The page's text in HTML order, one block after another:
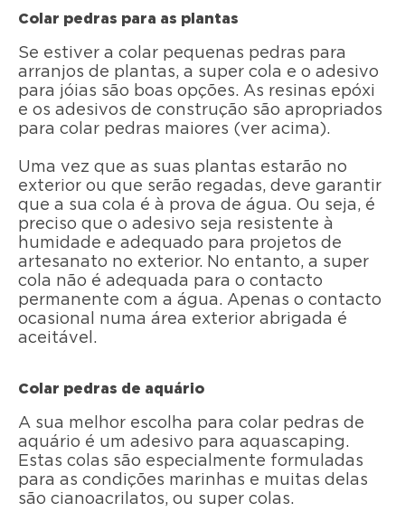
Colar pedras para as plantas
Se estiver a colar pequenas pedras para
arranjos de plantas, a super cola e o adesivo
para jóias são boas opções. As resinas epóxi
e os adesivos de construção são apropriados
para colar pedras maiores (ver acima).
Uma vez que as suas plantas estarão no
exterior ou que serão regadas, deve garantir
que a sua cola é à prova de água. Ou seja, é
preciso que o adesivo seja resistente à
humidade e adequado para projetos de
artesanato no exterior. No entanto, a super
cola não é adequada para o contacto
permanente com a água. Apenas o contacto
ocasional numa área exterior abrigada é
aceitável.
Colar pedras de aquário
A sua melhor escolha para colar pedras de
aquário é um adesivo para aquascaping.
Estas colas são especialmente formuladas
para as condições marinhas e muitas delas
são cianoacrilatos, ou super colas.